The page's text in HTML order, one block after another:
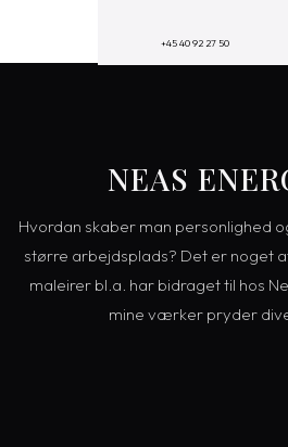
+45 40 92 27 50
​NEAS
​Hvordan skaber man personlighed
større arbejdsplads?​ Det er noget
maleirer bl.a. har bidraget til hos
mine værker pryder